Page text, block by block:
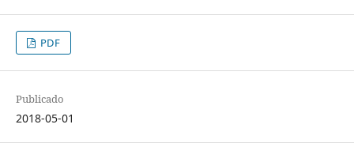
PDF
Publicado
2018-05-01